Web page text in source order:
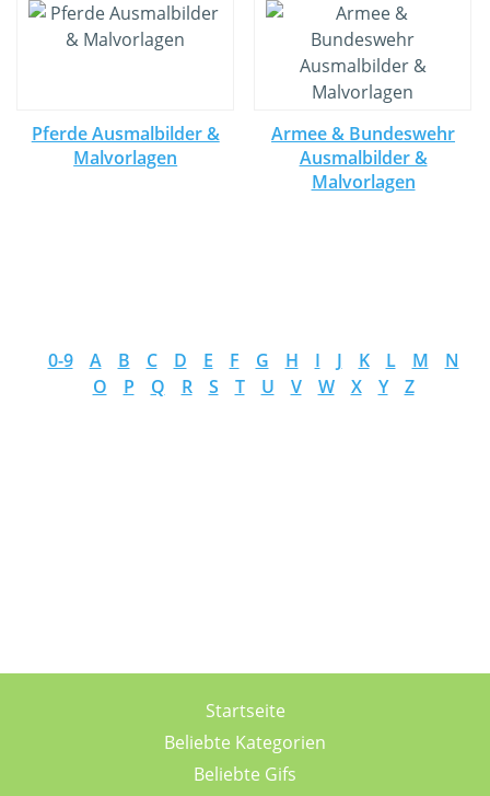
Pferde Ausmalbilder &
Malvorlagen
Armee & Bundeswehr
Ausmalbilder &
Malvorlagen
0-9 A B C D E F G H I J K L M
N
O
P Q R S T U V W X Y Z
Startseite
Beliebte Kategorien
Beliebte Gifs